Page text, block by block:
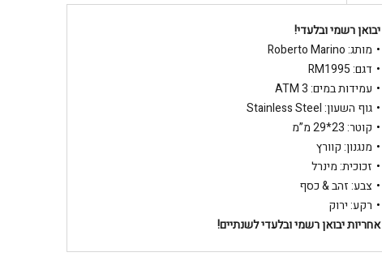
יבואן רשמי ובלעדי!
מותג: Roberto Marino
דגם: RM1995
עמידות במים: 3 ATM
גוף השעון: Stainless Steel
קוטר: 23*29 מ”מ
מנגנון: קוורץ
זכוכית: מינרל
צבע: זהב & כסף
רקע: ירוק
אחריות יבואן רשמי ובלעדי לשנתיים!